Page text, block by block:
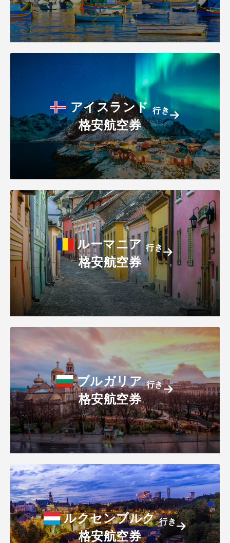
アイスランド行き
格安航空券
ルーマニア 行き
格安航空券
ブルガリア行き
格安航空券
ルクセンブルク行き
格安航空券